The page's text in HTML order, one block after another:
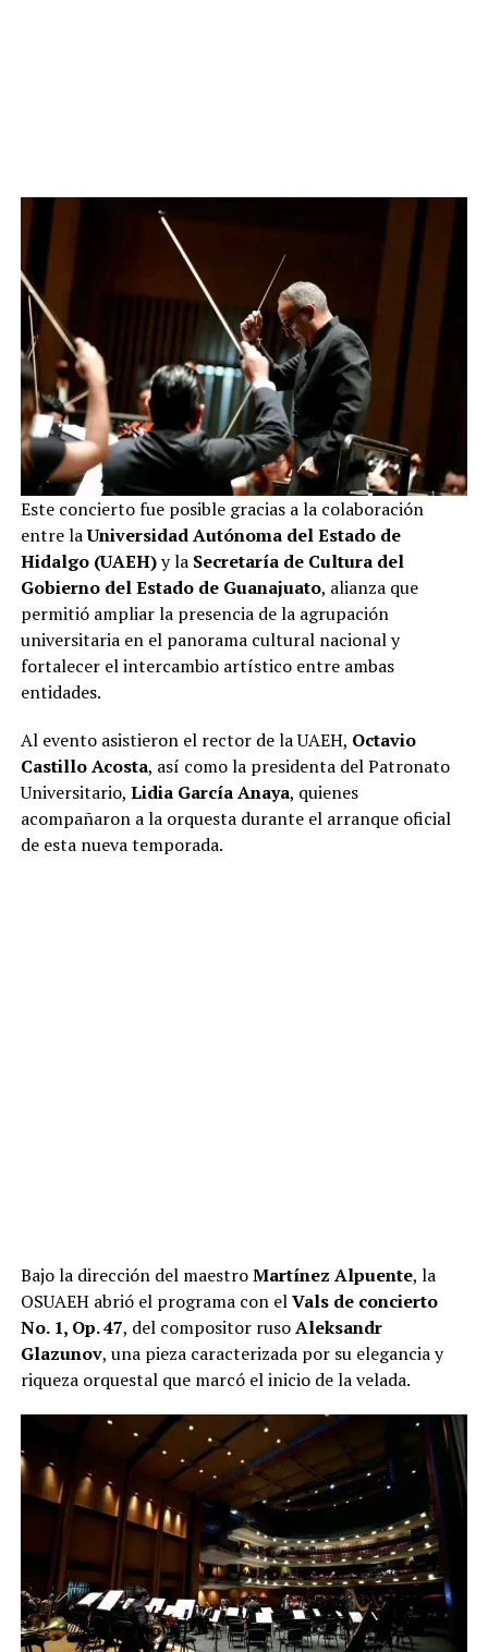
Este concierto fue posible gracias a la colaboración
entre laUniversidad Autónoma del Estado de
Hidalgo (UAEH)y la Secretaría de Cultura del
Gobierno del Estado de Guanajuato, alianza que
permitió ampliar la presencia de la agrupación
universitaria en el panorama cultural nacional y
fortalecer el intercambio artístico entre ambas
entidades.
Al evento asistieron el rector de la UAEH, Octavio
Castillo Acosta, así como la presidenta del Patronato
Universitario, Lidia García Anaya, quienes
acompañaron a la orquesta durante el arranque oficial
de esta nueva temporada.
Bajo la dirección del maestroMartínez Alpuente, la
OSUAEH abrió el programa con elVals de concierto
No. 1, Op. 47, del compositor rusoAleksandr
Glazunov, una pieza caracterizada por su elegancia y
riqueza orquestal que marcó el inicio de la velada.